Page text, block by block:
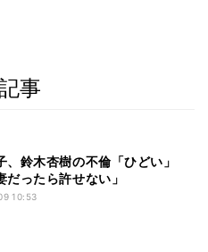
事
、鈴木杏樹の不倫「ひどい」
だったら許せない」
10:53